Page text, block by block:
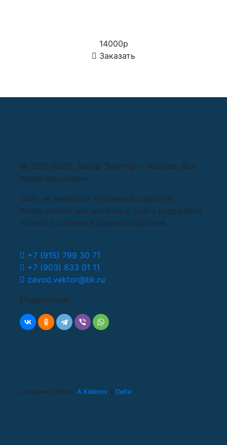
14000р
Заказать
© 2012-2026. Завод "Вектор" г. Ковров. Все
права защищены.
Сайт не является публичной офертой.
Копирование материалов c сайта разрешено
только с согласия правообладателя.
+7 (915) 799 30 71
+7 (903) 833 01 11
zavod.vektor@bk.ru
Поделиться:
Создание сайта - A.Kalenov & Delta